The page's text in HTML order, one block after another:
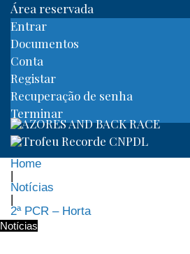
Área reservada
Entrar
Documentos
Conta
Registar
Recuperação de senha
Terminar
Home
|
Notícias
|
2ª PCR – Horta
Notícias